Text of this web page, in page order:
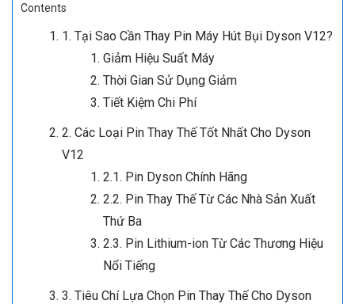
Contents
1. Tại Sao Cần Thay Pin Máy Hút Bụi Dyson V12?
Giảm Hiệu Suất Máy
Thời Gian Sử Dụng Giảm
Tiết Kiệm Chi Phí
2. Các Loại Pin Thay Thế Tốt Nhất Cho Dyson
V12
2.1. Pin Dyson Chính Hãng
2.2. Pin Thay Thế Từ Các Nhà Sản Xuất
Thứ Ba
2.3. Pin Lithium-ion Từ Các Thương Hiệu
Nổi Tiếng
3. Tiêu Chí Lựa Chọn Pin Thay Thế Cho Dyson